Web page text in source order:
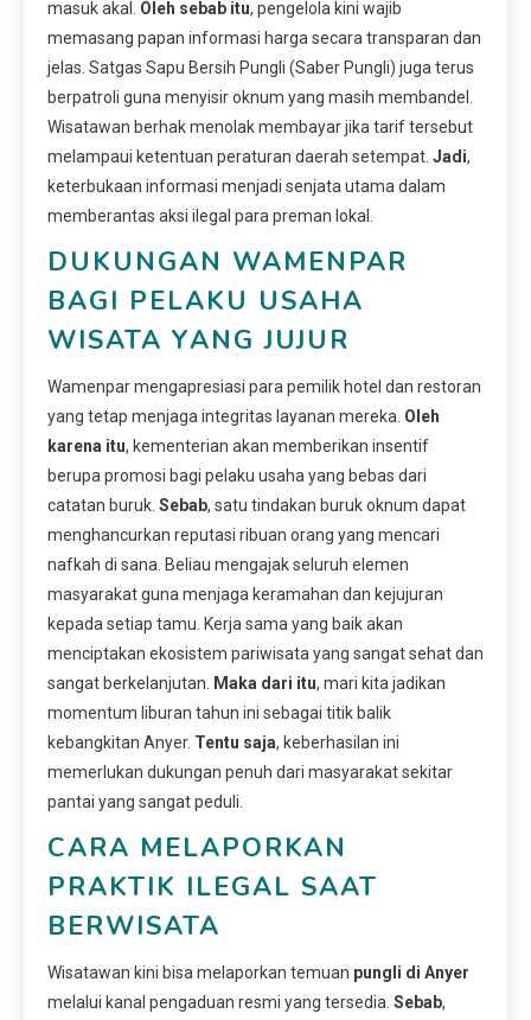
masuk akal. Oleh sebab itu, pengelola kini wajib
memasang papan informasi harga secara transparan dan
jelas. Satgas Sapu Bersih Pungli (Saber Pungli) juga terus
berpatroli guna menyisir oknum yang masih membandel.
Wisatawan berhak menolak membayar jika tarif tersebut
melampaui ketentuan peraturan daerah setempat. Jadi,
keterbukaan informasi menjadi senjata utama dalam
memberantas aksi ilegal para preman lokal.
DUKUNGAN WAMENPAR
BAGI PELAKU USAHA
WISATA YANG JUJUR
Wamenpar mengapresiasi para pemilik hotel dan restoran
yang tetap menjaga integritas layanan mereka. Oleh
karena itu, kementerian akan memberikan insentif
berupa promosi bagi pelaku usaha yang bebas dari
catatan buruk. Sebab, satu tindakan buruk oknum dapat
menghancurkan reputasi ribuan orang yang mencari
nafkah di sana. Beliau mengajak seluruh elemen
masyarakat guna menjaga keramahan dan kejujuran
kepada setiap tamu. Kerja sama yang baik akan
menciptakan ekosistem pariwisata yang sangat sehat dan
sangat berkelanjutan.
Maka dari itu, mari kita jadikan
momentum liburan tahun ini sebagai titik balik
kebangkitan Anyer. Tentu saja, keberhasilan ini
memerlukan dukungan penuh dari masyarakat sekitar
pantai yang sangat peduli.
CARA MELAPORKAN
PRAKTIK ILEGAL SAAT
BERWISATA
Wisatawan kini bisa melaporkan temuan pungli di Anyer
melalui kanal pengaduan resmi yang tersedia. Sebab,